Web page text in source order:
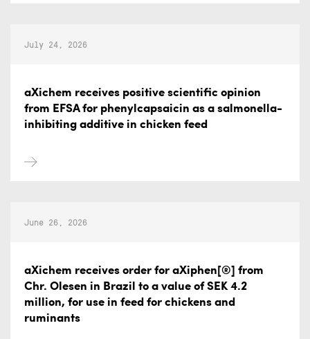
July 24, 2026
aXichem receives positive scientific opinion
from EFSA for phenylcapsaicin as a salmonella-
inhibiting additive in chicken feed
June 26, 2026
aXichem receives order for aXiphen[®] from
Chr. Olesen in Brazil to a value of SEK 4.2
million, for use in feed for chickens and
ruminants